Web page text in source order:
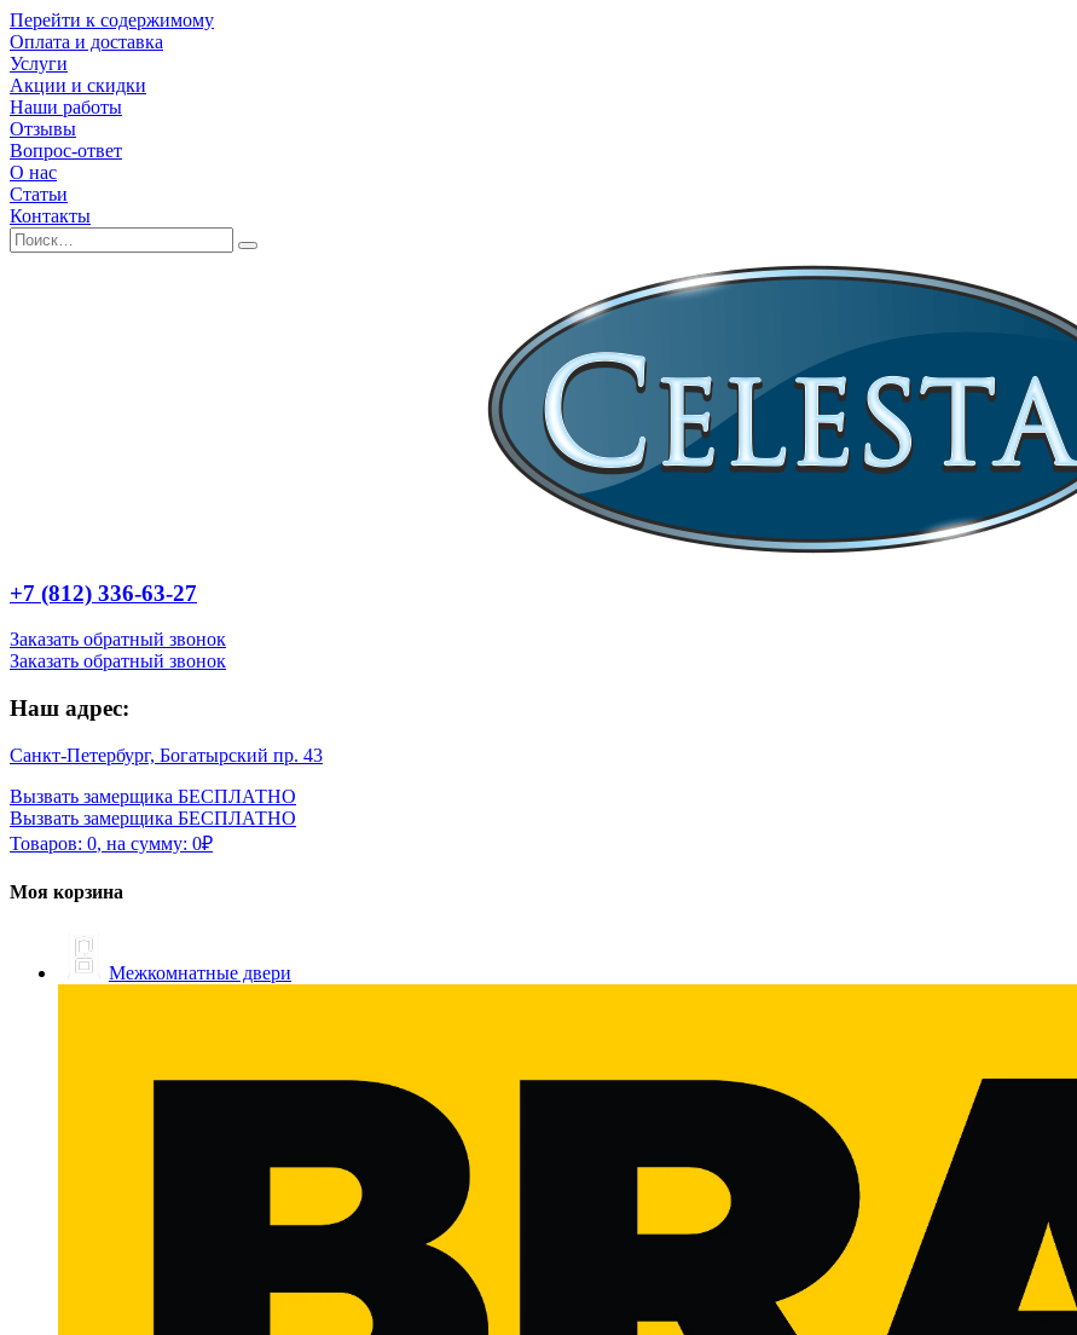
Перейти к содержимому
Оплата и доставка
Услуги
Акции и скидки
Наши работы
Отзывы
Вопрос-ответ
О нас
Статьи
Контакты
+7 (812) 336-63-27
Заказать обратный звонок
Заказать обратный звонок
Наш адрес:
Санкт-Петербург, Богатырский пр. 43
Вызвать замерщика БЕСПЛАТНО
Вызвать замерщика БЕСПЛАТНО
Товаров: 0, на сумму: 0₽
Моя корзина
Межкомнатные двери